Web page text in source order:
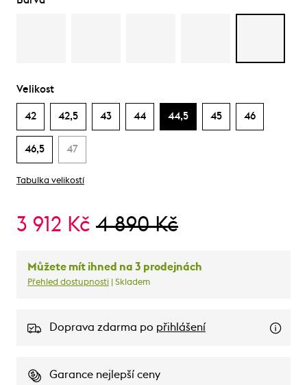
Velikost
42 42,5 43 44 44,5 45 46
46,5 47
Tabulka velikostí
3 912 Kč 4 890 Kč
Můžete mít ihned na 3 prodejnách
Přehled dostupnosti | Skladem
Doprava zdarma po přihlášení
Garance nejlepší ceny